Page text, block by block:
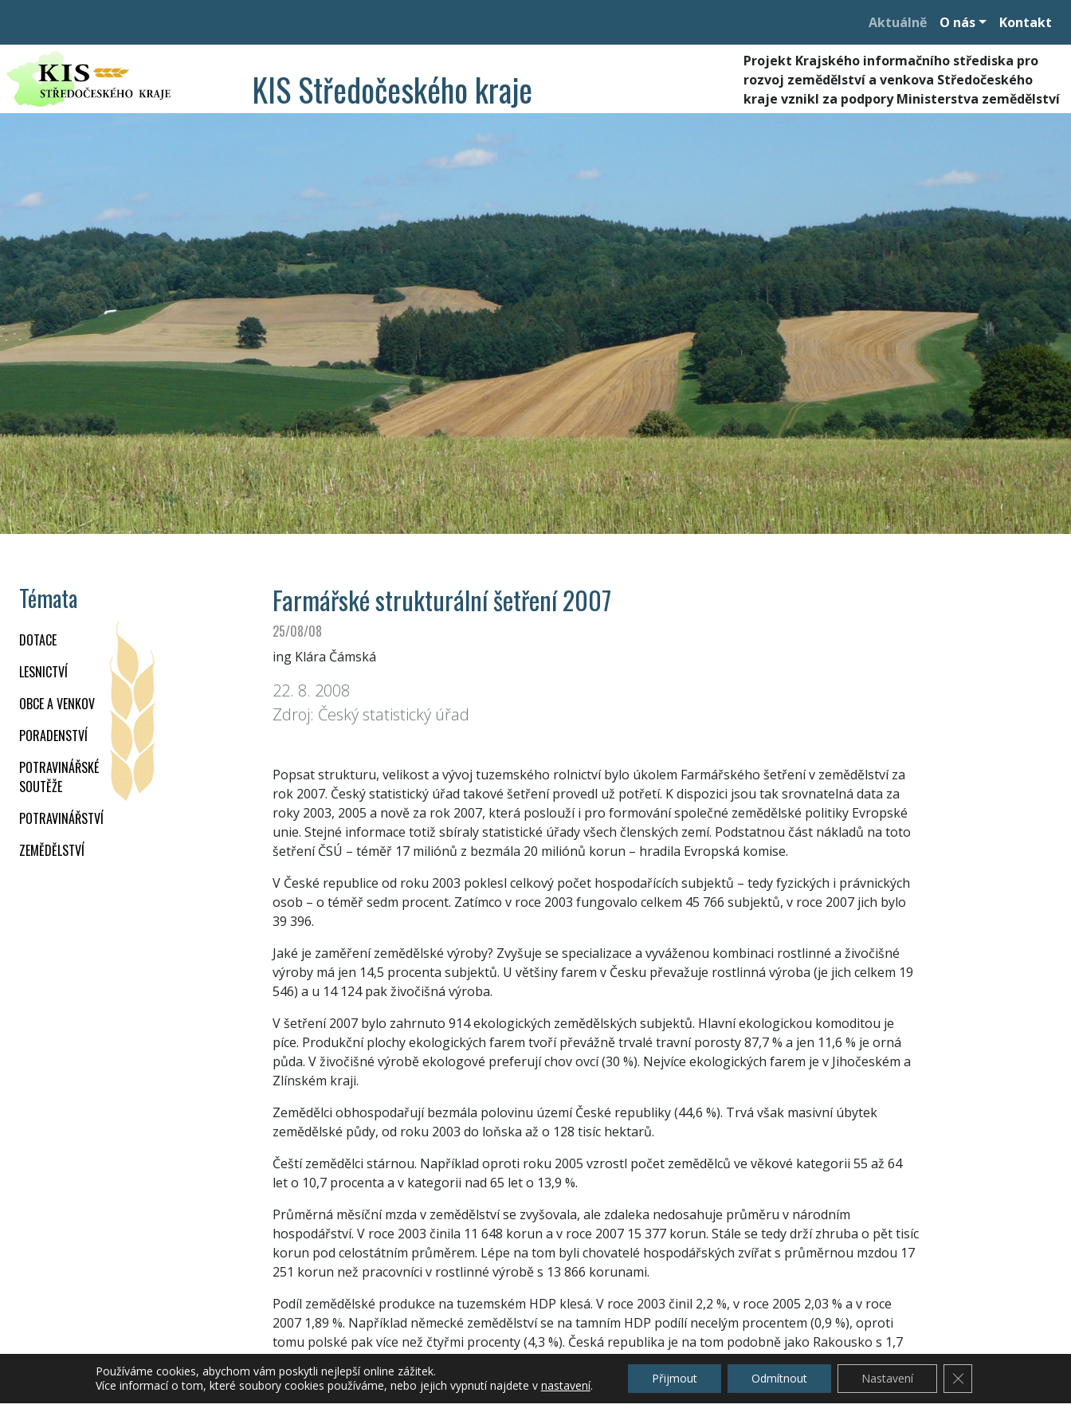
Aktuálně O nás Kontakt
KIS Středočeského kraje
Projekt Krajského informačního střediska pro
rozvoj zemědělství a venkova Středočeského
kraje vznikl za podpory Ministerstva zemědělství
Témata
DOTACE
LESNICTVÍ
OBCE A VENKOV
PORADENSTVÍ
POTRAVINÁŘSKÉ
SOUTĚŽE
POTRAVINÁŘSTVÍ
ZEMĚDĚLSTVÍ
Farmářské strukturální šetření 2007
25/08/08
ing Klára Čámská
22. 8. 2008
Zdroj: Český statistický úřad
Popsat strukturu, velikost a vývoj tuzemského rolnictví bylo úkolem Farmářského šetření v zemědělství za
rok 2007. Český statistický úřad takové šetření provedl už potřetí. K dispozici jsou tak srovnatelná data za
roky 2003, 2005 a nově za rok 2007, která poslouží i pro formování společné zemědělské politiky Evropské
unie. Stejné informace totiž sbíraly statistické úřady všech členských zemí. Podstatnou část nákladů na toto
šetření ČSÚ – téměř 17 miliónů z bezmála 20 miliónů korun – hradila Evropská komise.
V České republice od roku 2003 poklesl celkový počet hospodařících subjektů – tedy fyzických i právnických
osob – o téměř sedm procent. Zatímco v roce 2003 fungovalo celkem 45 766 subjektů, v roce 2007 jich bylo
39 396.
Jaké je zaměření zemědělské výroby? Zvyšuje se specializace a vyváženou kombinaci rostlinné a živočišné
výroby má jen 14,5 procenta subjektů. U většiny farem v Česku převažuje rostlinná výroba (je jich celkem 19
546) a u 14 124 pak živočišná výroba.
V šetření 2007 bylo zahrnuto 914 ekologických zemědělských subjektů. Hlavní ekologickou komoditou je
píce. Produkční plochy ekologických farem tvoří převážně trvalé travní porosty 87,7 % a jen 11,6 % je orná
půda. V živočišné výrobě ekologové preferují chov ovcí (30 %). Nejvíce ekologických farem je v Jihočeském a
Zlínském kraji.
Zemědělci obhospodařují bezmála polovinu území České republiky (44,6 %). Trvá však masivní úbytek
zemědělské půdy, od roku 2003 do loňska až o 128 tisíc hektarů.
Čeští zemědělci stárnou. Například oproti roku 2005 vzrostl počet zemědělců ve věkové kategorii 55 až 64
let o 10,7 procenta a v kategorii nad 65 let o 13,9 %.
Průměrná měsíční mzda v zemědělství se zvyšovala, ale zdaleka nedosahuje průměru v národním
hospodářství. V roce 2003 činila 11 648 korun a v roce 2007 15 377 korun. Stále se tedy drží zhruba o pět tisíc
korun pod celostátním průměrem. Lépe na tom byli chovatelé hospodářských zvířat s průměrnou mzdou 17
251 korun než pracovníci v rostlinné výrobě s 13 866 korunami.
Podíl zemědělské produkce na tuzemském HDP klesá. V roce 2003 činil 2,2 %, v roce 2005 2,03 % a v roce
2007 1,89 %. Například německé zemědělství se na tamním HDP podílí necelým procentem (0,9 %), oproti
tomu polské pak více než čtyřmi procenty (4,3 %). Česká republika je na tom podobně jako Rakousko s 1,7
Roman Prorok
Používáme cookies, abychom vám poskytli nejlepší online zážitek.
Více informací o tom, které soubory cookies používáme, nebo jejich vypnutí najdete v nastavení. Přijmout Odmítnout Nastavení Zavřít cookie lištu